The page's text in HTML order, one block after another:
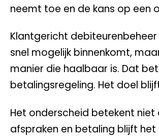
neemt toe en de kans op een
Klantgericht
snel mogelijk binnenkomt,
manier die haalbaar is. Dat
betalingsregeling. Het doel
Het onderscheid betekent
afspraken en betaling blijft